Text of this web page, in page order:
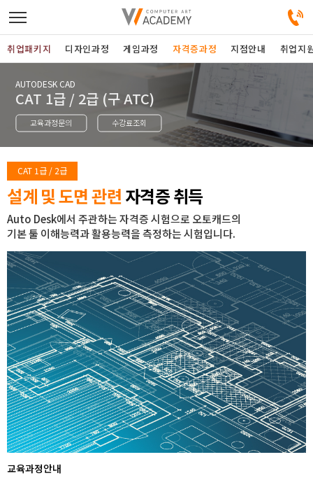
디자인정규과정
디자인단과과정
게임과정
자격증과정
커뮤니티
취업패키지
취업지원센터
고객상담센터
아카데미소개
취업패키지 디자인과정 게임과정 자격증과정 지점안내 취업지
AUTODESK CAD
CAT 1급 / 2급 (구 ATC)
교육과정문의 수강료조회
CAT 1급 / 2급
설계 및 도면 관련자격증 취득
Auto Desk에서 주관하는 자격증 시험으로 오토캐드의
기본 툴 이해능력과 활용능력을 측정하는 시험입니다.
교육과정안내